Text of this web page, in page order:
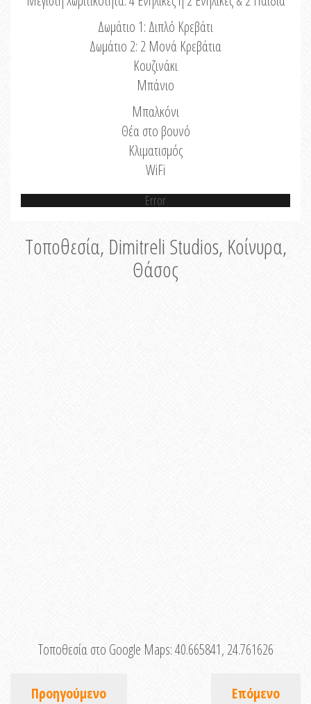
Δωμάτιο 1: Διπλό Κρεβάτι
Δωμάτιο 2: 2 Μονά Κρεβάτια
Κουζινάκι
Μπάνιο
Μπαλκόνι
Θέα στο βουνό
Κλιματισμός
WiFi
Error
Τοποθεσία, Dimitreli Studios, Κοίνυρα,
Θάσος
Τοποθεσία στο Google Maps:40.665841, 24.761626
Προηγούμενο Επόμενο